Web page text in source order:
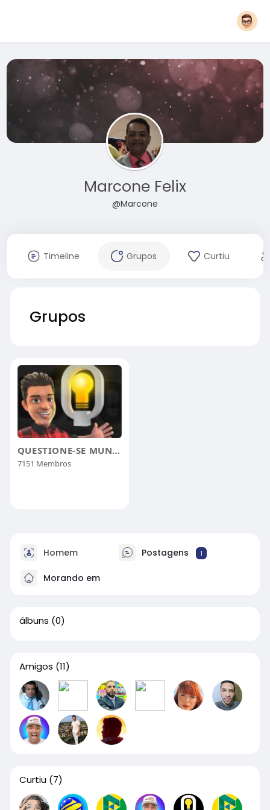
Marcone Felix
@Marcone
Timeline Grupos Curtiu
Grupos
QUESTIONE-SE MUNDO
7151 Membros
Homem Postagens 1
Morando em
álbuns (0)
Amigos (11)
Curtiu (7)